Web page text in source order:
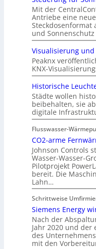
Mit der
Antriebe eine
Steckdosenformat
und
Visualisierung
Peaknx
KNX-
Historische
Städte wollen
beibehalten, sie
digitale
Flusswasser-
CO2-arme
Johnson Controls
Wasser-Wasser-
Pilotprojekt
bereit. Die
Lahn…
Schrittweise
Siemens Energy
Nach der
Jahr 2020 und
des
mit den